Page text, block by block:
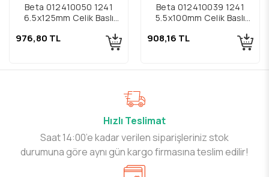
Beta 012410050 1241
6,5x125mm Çelik Başlı
976,80 TL
Beta 012410039 1241
5,5x100mm Çelik Başlı
908,16 TL
Hızlı Teslimat
Saat 14:00’e kadar verilen siparişleriniz stok
durumuna göre aynı gün kargo firmasına teslim edilir!